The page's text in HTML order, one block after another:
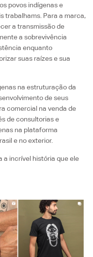
povos indígenas e
trabalhams. Para a marca,
a transmissão de
a sobrevivência
enquanto
suas raízes e sua
na estruturação da
de seus
comercial na venda de
de consultorias e
na plataforma
e no exterior.
a incrível história que ele